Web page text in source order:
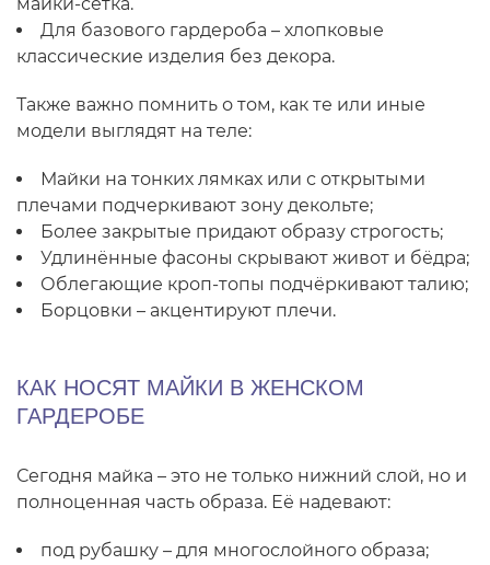
Для базового гардероба – хлопковые
классические изделия без декора.
Также важно помнить о том, как те или иные
модели выглядят на теле:
Майки на тонких лямках или с открытыми
плечами подчеркивают зону декольте;
Более закрытые придают образу строгость;
Удлинённые фасоны скрывают живот и бёдра;
Облегающие кроп-топы подчёркивают талию;
Борцовки – акцентируют плечи.
КАК НОСЯТ МАЙКИ В ЖЕНСКОМ
ГАРДЕРОБЕ
Сегодня майка – это не только нижний слой, но и
полноценная часть образа. Её надевают:
под рубашку – для многослойного образа;